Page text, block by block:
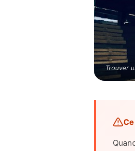
Trouver